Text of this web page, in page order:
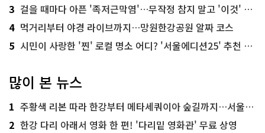
3 걸을 때마다 아픈 '족저근막염'…무작정 참지 말고 '이것' 해보세요!
4 먹거리부터 야경 라이브까지…망원한강공원 알짜 코스
5 시민이 사랑한 '찐' 로컬 명소 어디? '서울에디션25' 추천 코스
많이 본 뉴스
1 주황색 리본 따라 한강부터 메타세쿼이아 숲길까지…서울둘레길 15코스
2 한강 다리 아래서 영화 한 편! '다리밑 영화관' 무료 상영